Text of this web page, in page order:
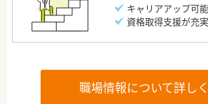
キャリアアップ可
資格取得支援が充実
職場情報について詳し